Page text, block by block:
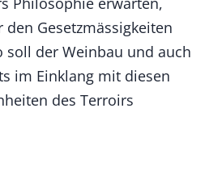
den Gesetzmässigkeiten
soll der Weinbau und auch
im Einklang mit diesen
des Terroirs